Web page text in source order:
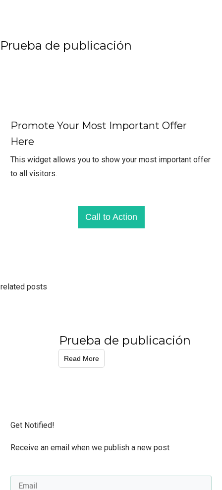
Prueba de publicación
Promote Your Most Important Offer
Here
This widget allows you to show your most important offer
to all visitors.
Call to Action
related posts
Prueba de publicación
Read More
Get Notified!
Receive an email when we publish a new post